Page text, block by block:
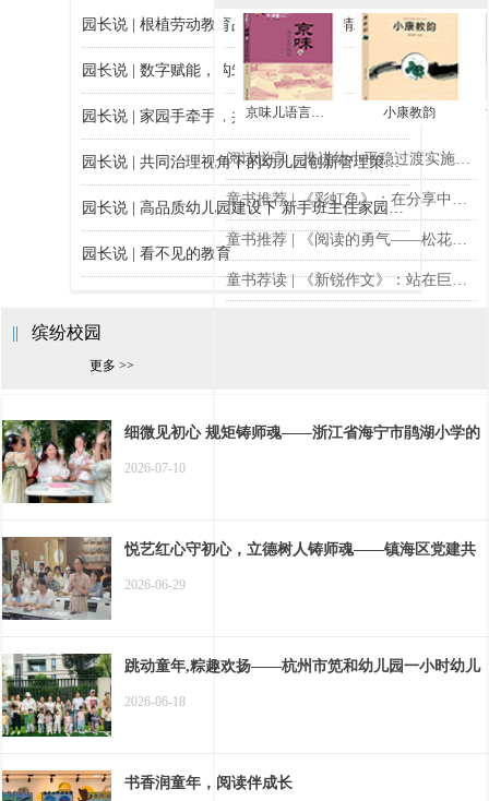
园长说 | 根植劳动教育品质，润泽幼儿精彩童年（重庆市沙坪坝区土主第一幼儿园）
园长说 | 数字赋能，构筑教育新样态
园长说 | 家园手牵手，共筑成长路
园长说 | 共同治理视角下的幼儿园创新管理策略与实践
园长说 | 高品质幼儿园建设下 新手班主任家园沟通的“三共”策略
园长说 | 看不见的教育
园长说 | 优化共育路径，构建家园社协同育人新模式
阅读悦享：推进幼小平稳过渡实施策略的研究
童书推荐 | 《彩虹鱼》：在分享中闪耀友谊的光芒
童书推荐 | 《阅读的勇气——松花江畔的教育梦》：教育需要什么样的阅读勇气？
童书荐读 | 《新锐作文》：站在巨人的肩膀上学写作
李老师教你写作文 京味儿语言文化概说 小康教韵
|| 缤纷校园
更多 >>
细微见初心 规矩铸师魂——浙江省海宁市鹃湖小学的
师德师风校本化探索
2026-07-10
悦艺红心守初心，立德树人铸师魂——镇海区党建共
2026-06-29
跳动童年,粽趣欢扬——杭州市笕和幼儿园一小时幼儿
2026-06-18
书香润童年，阅读伴成长